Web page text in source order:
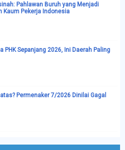
Pahlawan Buruh yang Menjadi
Kaum Pekerja Indonesia
PHK Sepanjang 2026, Ini Daerah Paling
Permenaker 7/2026 Dinilai Gagal